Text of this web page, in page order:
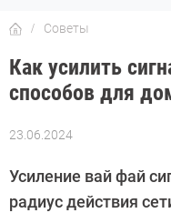
Советы
Как усилить
способов для
23.06.2024
Автор:
Иванов
Усиление вай фай
радиус действия